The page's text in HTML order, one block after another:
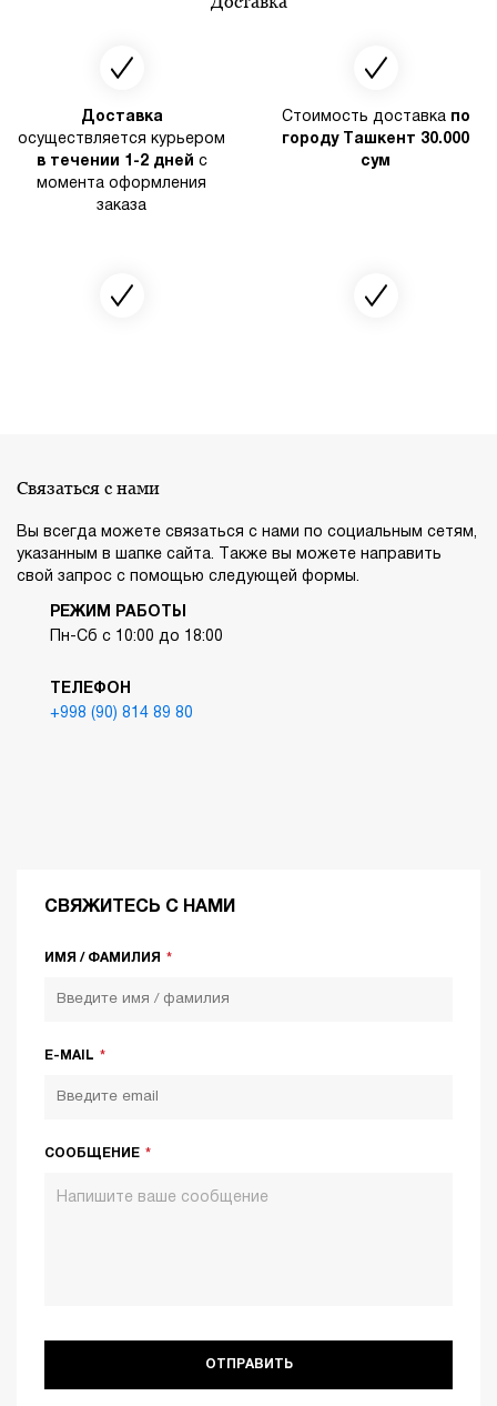
Доставка
осуществляется курьером
в течении 1-2 дней с
момента оформления
заказа
Стоимость доставка по
городу Ташкент 30.000
сум
Связаться с нами
Вы всегда можете связаться с нами по социальным сетям,
указанным в шапке сайта. Также вы можете направить
свой запрос с помощью следующей формы.
РЕЖИМ РАБОТЫ
Пн-Сб с 10:00 до 18:00
ТЕЛЕФОН
+998 (90) 814 89 80
СВЯЖИТЕСЬ С НАМИ
ИМЯ / ФАМИЛИЯ
E-MAIL
СООБЩЕНИЕ
ОТПРАВИТЬ